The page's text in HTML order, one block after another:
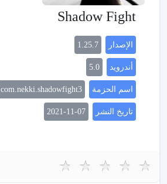
Shadow Fight
الإصدار 1.25.7
أندرويد 5.0
اسم الحزمة com.nekki.shadowfight3
تاريخ النشر 2021-11-07